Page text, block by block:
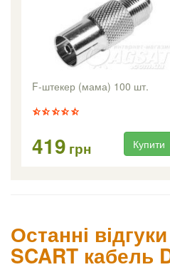
F-штекер (мама) 100 шт.
419 грн Купити
Останні
SCART кабель